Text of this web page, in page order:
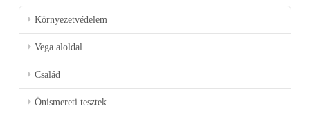
Környezetvédelem
Vega aloldal
Család
Önismereti tesztek